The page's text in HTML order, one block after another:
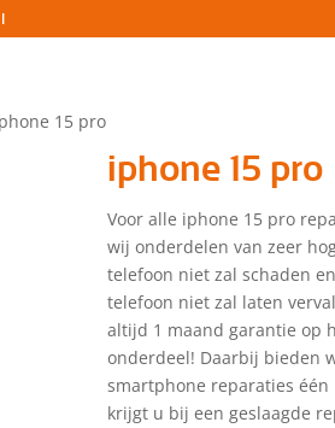
15 pro
iphone 15 pro
Voor alle iphone 15 pro
wij onderdelen van zeer
telefoon niet zal schaden
telefoon niet zal laten
altijd 1 maand garantie op
onderdeel! Daarbij bieden
smartphone reparaties
krijgt u bij een geslaagde